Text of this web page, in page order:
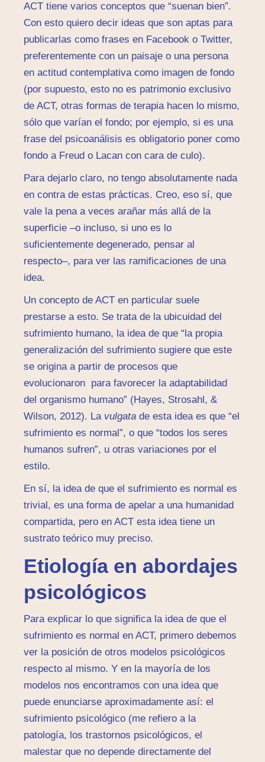
ACT tiene varios conceptos que “suenan bien”.
Con esto quiero decir ideas que son aptas para
publicarlas como frases en Facebook o Twitter,
preferentemente con un paisaje o una persona
en actitud contemplativa como imagen de fondo
(por supuesto, esto no es patrimonio exclusivo
de ACT, otras formas de terapia hacen lo mismo,
sólo que varían el fondo; por ejemplo, si es una
frase del psicoanálisis es obligatorio poner como
fondo a Freud o Lacan con cara de culo).
Para dejarlo claro, no tengo absolutamente nada
en contra de estas prácticas. Creo, eso sí, que
vale la pena a veces arañar más allá de la
superficie –o incluso, si uno es lo
suficientemente degenerado, pensar al
respecto–, para ver las ramificaciones de una
idea.
Un concepto de ACT en particular suele
prestarse a esto. Se trata de la ubicuidad del
sufrimiento humano, la idea de que “la propia
generalización del sufrimiento sugiere que este
se origina a partir de procesos que
evolucionaron para favorecer la adaptabilidad
del organismo humano” (Hayes, Strosahl, &
Wilson, 2012). La vulgata de esta idea es que “el
sufrimiento es normal”, o que “todos los seres
humanos sufren”, u otras variaciones por el
estilo.
En sí, la idea de que el sufrimiento es normal es
trivial, es una forma de apelar a una humanidad
compartida, pero en ACT esta idea tiene un
sustrato teórico muy preciso.
Etiología en abordajes
psicológicos
Para explicar lo que significa la idea de que el
sufrimiento es normal en ACT, primero debemos
ver la posición de otros modelos psicológicos
respecto al mismo. Y en la mayoría de los
modelos nos encontramos con una idea que
puede enunciarse aproximadamente así: el
sufrimiento psicológico (me refiero a la
patología, los trastornos psicológicos, el
malestar que no depende directamente del